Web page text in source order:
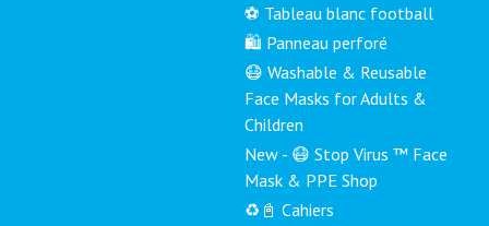
⚽ Tableau blanc football
🛍️ Panneau perforé
😷 Washable & Reusable
Face Masks for Adults &
Children
New - 😷 Stop Virus ™ Face
Mask & PPE Shop
♻️📓 Cahiers